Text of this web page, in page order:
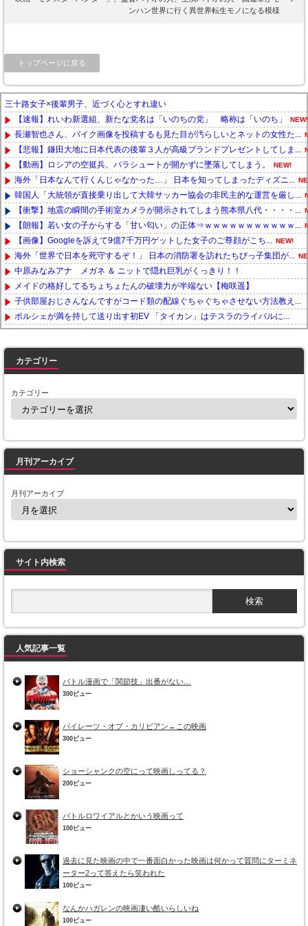
ンハン世界に行く異世界転生モノになる模様
トップページに戻る
三十路女子×後輩男子、近づく心とすれ違い
【速報】れいわ新選組、新たな党名は「いのちの党」 略称は「いのち」
NEW!
長瀬智也さん、バイク画像を投稿するも見た目が汚らしいとネットの女性た...
【悲報】鎌田大地に日本代表の後輩３人が高級ブランドプレゼントしてしま...
【動画】ロシアの空挺兵、パラシュートが開かずに墜落してしまう。 NEW!
海外「日本なんて行くんじゃなかった…」 日本を知ってしまったディズニ...
韓国人「大統領が直接乗り出して大韓サッカー協会の非民主的な運営を厳し...
【衝撃】地震の瞬間の手術室カメラが開示されてしまう熊本県八代・・・・...
【朗報】若い女の子からする「甘い匂い」の正体⇒ｗｗｗｗｗｗｗｗｗｗｗ...
【画像】Googleを訴えて9億7千万円ゲットした女子のご尊顔がこち... NEW!
海外「世界で日本を死守するぞ！」 日本の消防署を訪れたちびっ子集団が...
中原みなみアナ メガネ ＆ ニットで隠れ巨乳がくっきり！！
メイドの格好してるちょちょたんの破壊力が半端ない【梅咲遥】
子供部屋おじさんなんですがコード類の配線ぐちゃぐちゃさせない方法教え...
ポルシェが満を持して送り出す初EV 「タイカン」はテスラのライバルに...
カテゴリー
カテゴリー
月刊アーカイブ
月刊アーカイブ
サイト内検索
人気記事一覧
バトル漫画で「関節技」出番がない…
300ビュー
パイレーツ・オブ・カリビアン←この映画
300ビュー
ショーシャンクの空にって映画しってる？
200ビュー
バトルロワイアルとかいう映画って
100ビュー
過去に見た映画の中で一番面白かった映画は何かって質問にターミネ
ーター2って答えたら笑われた
100ビュー
なんかハガレンの映画凄い酷いらしいね
100ビュー